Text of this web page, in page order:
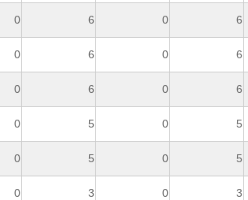
0 6 0 6
0 6 0 6
0 6 0 6
0 5 0 5
0 5 0 5
0 3 0 3